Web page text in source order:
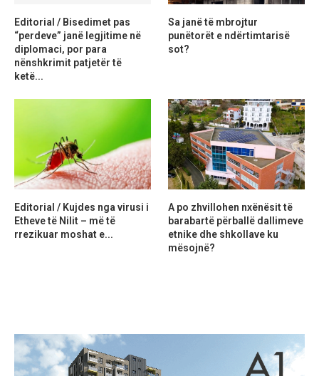
Editorial / Bisedimet pas
“perdeve” janë legjitime në
diplomaci, por para
nënshkrimit patjetër të
ketë...
Sa janë të mbrojtur
punëtorët e ndërtimtarisë
sot?
Editorial / Kujdes nga virusi i
Etheve të Nilit – më të
rrezikuar moshat e...
A po zhvillohen nxënësit të
barabartë përballë dallimeve
etnike dhe shkollave ku
mësojnë?